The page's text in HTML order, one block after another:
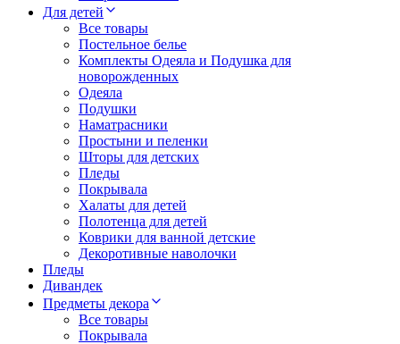
Для детей
Все товары
Постельное белье
Комплекты Одеяла и Подушка для
новорожденных
Одеяла
Подушки
Наматрасники
Простыни и пеленки
Шторы для детских
Пледы
Покрывала
Халаты для детей
Полотенца для детей
Коврики для ванной детские
Декоротивные наволочки
Пледы
Дивандек
Предметы декора
Все товары
Покрывала